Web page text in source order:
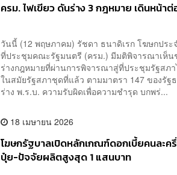
ครม. ไฟเขียว ดันร่าง 3 กฎหมาย เดินหน้า
วันนี้ (12 พฤษภาคม) รัชดา ธนาดิเรก โฆษกประ
ที่ประชุมคณะรัฐมนตรี (ครม.) มีมติพิจารณาเห็น
ร่างกฎหมายที่ผ่านการพิจารณาสู่ที่ประชุมรัฐสภ
ในสมัยรัฐสภาชุดที่แล้ว ตามมาตรา 147 ของรั
ร่าง พ.ร.บ. ความรับผิดเพื่อความชำรุด บกพร่...
18 เมษายน 2026
โฆษกรัฐบาลเปิดหลักเกณฑ์ดอกเบี้ยคนละค
ปุ๋ย-ปัจจัยผลิตสูงสุด 1 แสนบาท